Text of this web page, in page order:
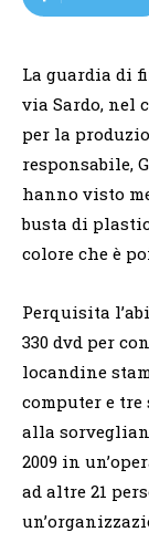
La guardia di
via Sardo, nel
per la
responsabile,
hanno visto
busta di
colore che è
Perquisita
330 dvd per
locandine
computer e tre
alla
2009 in
ad altre 21